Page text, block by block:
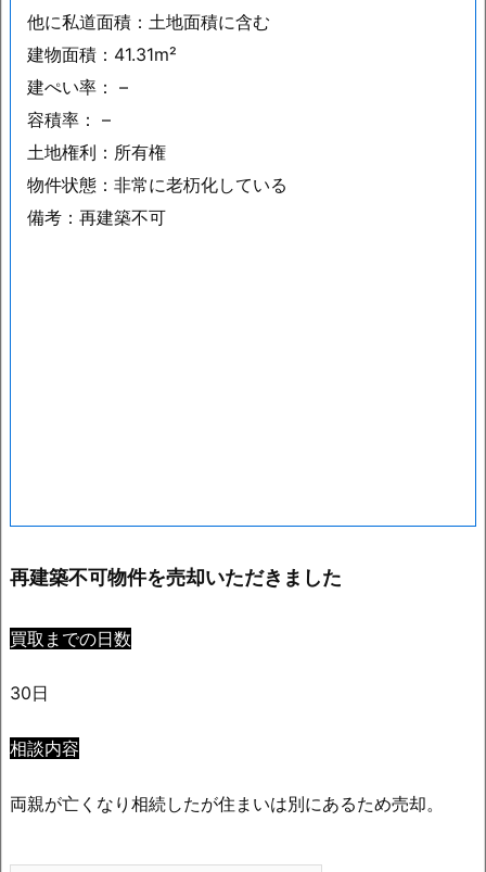
他に私道面積：土地面積に含む
建物面積：41.31m²
建ぺい率： –
容積率： –
土地権利：所有権
物件状態：非常に老杤化している
備考：再建築不可
再建築不可物件を売却いただきました
買取までの日数
30日
相談内容
両親が亡くなり相続したが住まいは別にあるため売却。